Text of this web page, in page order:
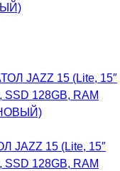
JAZZ 15 (Lite, 15″
SSD 128GB, RAM